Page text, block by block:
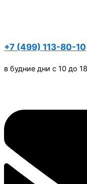
+7 (499) 113-80-10
в будние дни с 10 до